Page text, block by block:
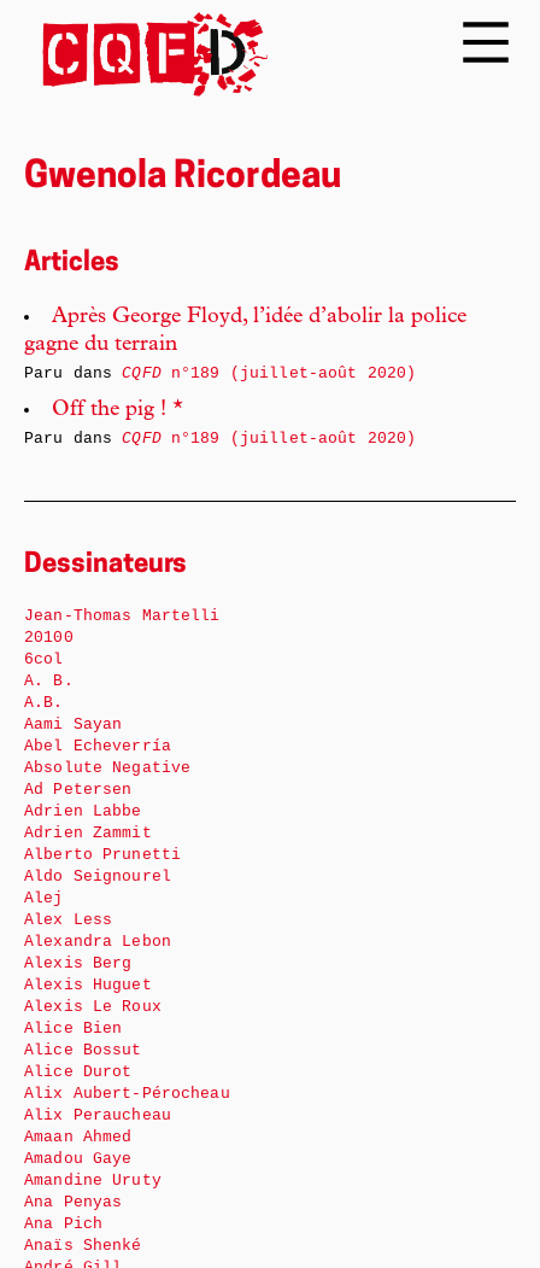
Gwenola Ricordeau
Articles
Après George Floyd, l’idée d’abolir la police
gagne du terrain
Paru dansCQFDn°189 (juillet-août 2020)
Off the pig ! *
Paru dansCQFDn°189 (juillet-août 2020)
Dessinateurs
Jean-Thomas Martelli
20100
6col
A. B.
A.B.
Aami Sayan
Abel Echeverría
Absolute Negative
Ad Petersen
Adrien Labbe
Adrien Zammit
Alberto Prunetti
Aldo Seignourel
Alej
Alex Less
Alexandra Lebon
Alexis Berg
Alexis Huguet
Alexis Le Roux
Alice Bien
Alice Bossut
Alice Durot
Alix Aubert-Pérocheau
Alix Peraucheau
Amaan Ahmed
Amadou Gaye
Amandine Uruty
Ana Penyas
Ana Pich
Anaïs Shenké